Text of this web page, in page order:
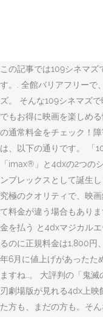
この記事では109シネマ
す。. 全館バリアフリーで
ズ。 そんな109シネマズ
でもお得に映画を楽しめ
の通常料金をチェック！
は、以下の通りです。 「
「imax®」と4dxの2つの
ンプレックスとして誕生
究極のクオリティで、映
て料金が違う場合もあり
金を払う と4dxマジカル
るのに正規料金は1,800円
年6月に値上げがあったた
ますね…。 大評判の「鬼
刃劇場版が見れる4dx上映
た方も、まだの方も。そ